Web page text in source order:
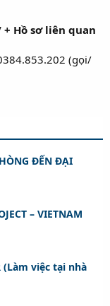
+ Hồ sơ liên quan
(gọi/
ĐẾN ĐẠI
– VIETNAM
(Làm việc tại nhà